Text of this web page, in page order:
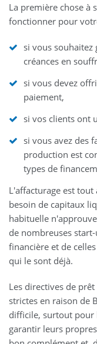
La première chose à
fonctionner pour
si vous souhaitez
créances en
si vous devez
paiement,
si vos clients ont
si vous avez des
production est
types de
L'affacturage est
besoin de capitaux
habituelle
de nombreuses
financière et de
qui le sont déjà.
Les directives de
strictes en raison de
difficile, surtout pour
garantir leurs